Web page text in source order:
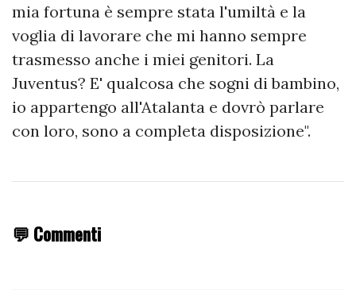
mia fortuna è sempre stata l'umiltà e la
voglia di lavorare che mi hanno sempre
trasmesso anche i miei genitori. La
Juventus? E' qualcosa che sogni di bambino,
io appartengo all'Atalanta e dovrò parlare
con loro, sono a completa disposizione".
💬 Commenti